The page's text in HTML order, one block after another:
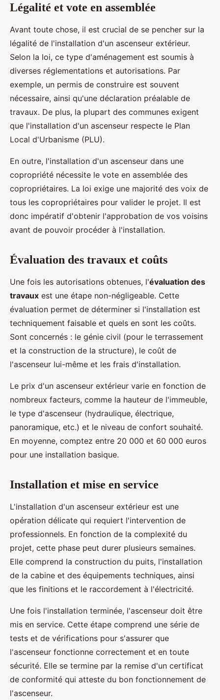
Légalité et vote en assemblée
Avant toute chose, il est crucial de se pencher sur la
légalité de l'installation d'un ascenseur extérieur.
Selon la loi, ce type d'aménagement est soumis à
diverses réglementations et autorisations. Par
exemple, un permis de construire est souvent
nécessaire, ainsi qu'une déclaration préalable de
travaux. De plus, la plupart des communes exigent
que l'installation d'un ascenseur respecte le Plan
Local d'Urbanisme (PLU).
En outre, l'installation d'un ascenseur dans une
copropriété nécessite le vote en assemblée des
copropriétaires. La loi exige une majorité des voix de
tous les copropriétaires pour valider le projet. Il est
donc impératif d'obtenir l'approbation de vos voisins
avant de pouvoir procéder à l'installation.
Évaluation des travaux et coûts
Une fois les autorisations obtenues, l'évaluation des
travaux est une étape non-négligeable. Cette
évaluation permet de déterminer si l'installation est
techniquement faisable et quels en sont les coûts.
Sont concernés : le génie civil (pour le terrassement
et la construction de la structure), le coût de
l'ascenseur lui-même et les frais d'installation.
Le prix d'un ascenseur extérieur varie en fonction de
nombreux facteurs, comme la hauteur de l'immeuble,
le type d'ascenseur (hydraulique, électrique,
panoramique, etc.) et le niveau de confort souhaité.
En moyenne, comptez entre 20 000 et 60 000 euros
pour une installation basique.
Installation et mise en service
L'installation d'un ascenseur extérieur est une
opération délicate qui requiert l'intervention de
professionnels. En fonction de la complexité du
projet, cette phase peut durer plusieurs semaines.
Elle comprend la construction du puits, l'installation
de la cabine et des équipements techniques, ainsi
que les finitions et le raccordement à l'électricité.
Une fois l'installation terminée, l'ascenseur doit être
mis en service. Cette étape comprend une série de
tests et de vérifications pour s'assurer que
l'ascenseur fonctionne correctement et en toute
sécurité. Elle se termine par la remise d'un certificat
de conformité qui atteste du bon fonctionnement de
l'ascenseur.